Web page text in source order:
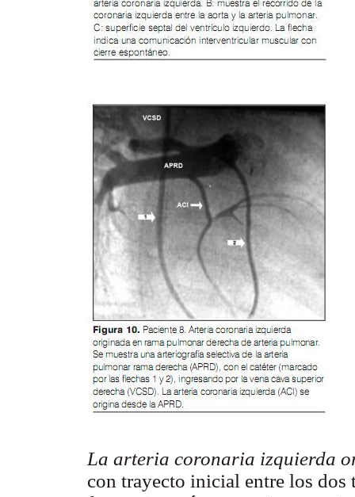
La arteria coronaria izquierda
con trayecto inicial entre los dos